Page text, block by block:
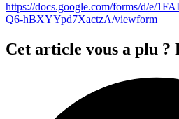
https://docs.google.com/forms/d/e/
Q6-hBXYYpd7XactzA/viewform
Cet article vous a plu ?